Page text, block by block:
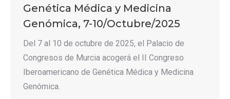
Genética Médica y Medicina
Genómica, 7-10/Octubre/2025
Del 7 al 10 de octubre de 2025, el Palacio de
Congresos de Murcia acogerá el II Congreso
Iberoamericano de Genética Médica y Medicina
Genómica.